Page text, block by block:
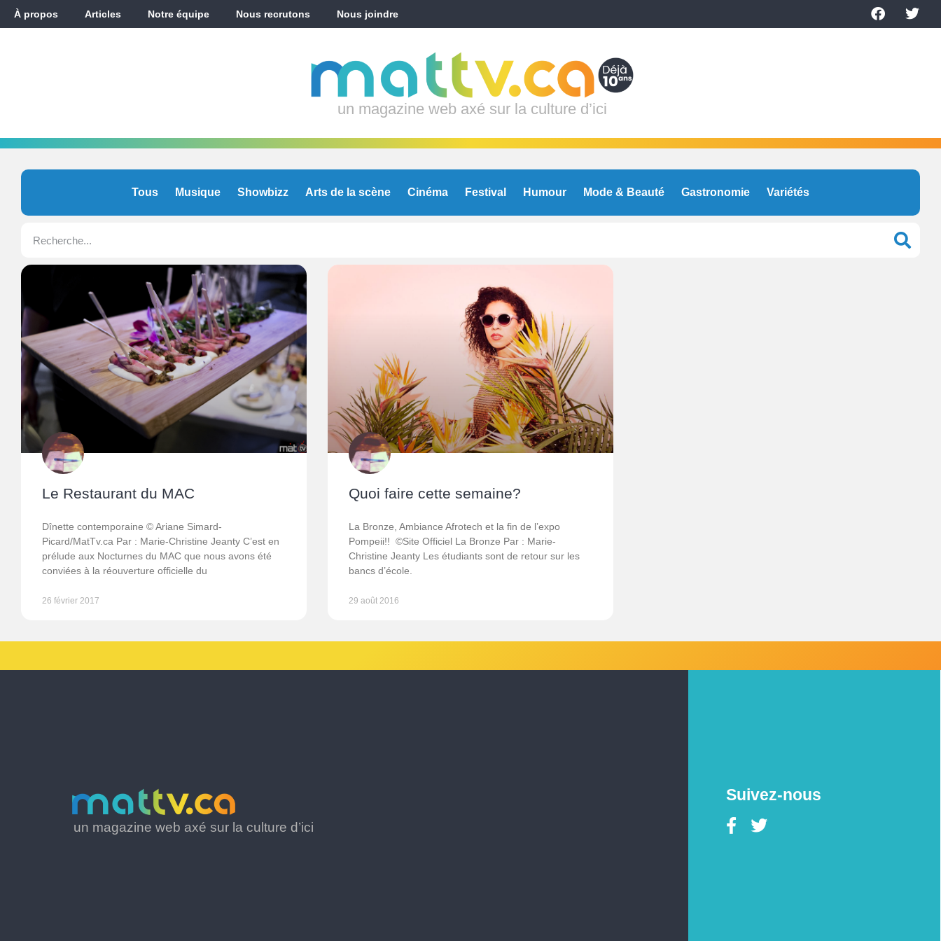
À propos Articles Notre équipe Nous recrutons Nous joindre
un magazine web axé sur la culture d’ici
Tous Musique Showbizz Arts de la scène Cinéma Festival Humour Mode & Beauté Gastronomie Variétés
Le Restaurant du MAC
Dînette contemporaine © Ariane Simard-
Picard/MatTv.ca Par : Marie-Christine Jeanty C’est en
prélude aux Nocturnes du MAC que nous avons été
conviées à la réouverture officielle du
26 février 2017
Quoi faire cette semaine?
La Bronze, Ambiance Afrotech et la fin de l’expo
Pompeii!! ©Site Officiel La Bronze Par : Marie-
Christine Jeanty Les étudiants sont de retour sur les
bancs d’école.
29 août 2016
un magazine web axé sur la culture d’ici
Suivez-nous